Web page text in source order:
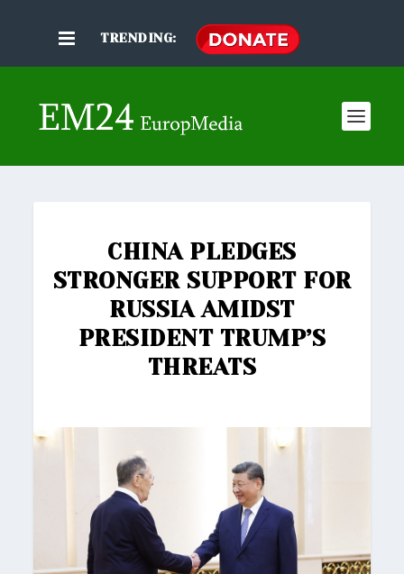
TRENDING:
CHINA PLEDGES
STRONGER SUPPORT FOR
RUSSIA AMIDST
PRESIDENT TRUMP’S
THREATS